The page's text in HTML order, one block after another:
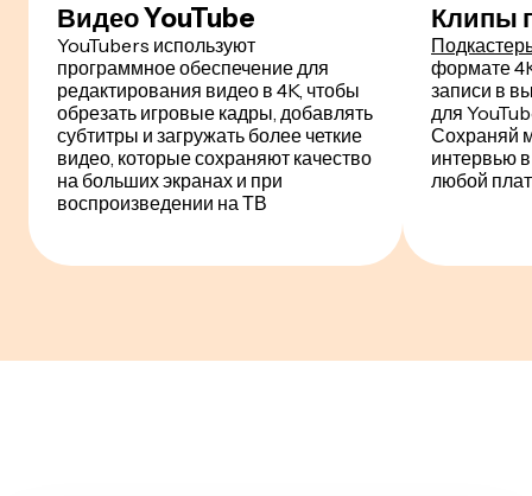
Видео YouTube
YouTubers используют
программное обеспечение для
редактирования видео в 4K, чтобы
обрезать игровые кадры, добавлять
субтитры и загружать более четкие
видео, которые сохраняют качество
на больших экранах и при
воспроизведении на ТВ
Клипы
формате
записи в
для
Сохраняй
интервью
любой